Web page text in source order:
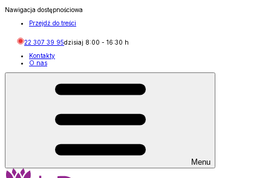
Nawigacja dostępnościowa
Przejdź do treści
22 307 39 95dzisiaj 8:00 - 16:30 h
Kontakty
O nas
Menu